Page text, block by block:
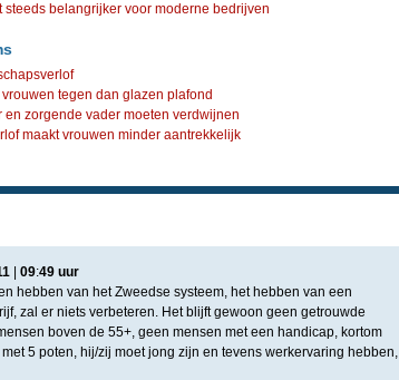
steeds belangrijker voor moderne bedrijven
tegen dan glazen plafond
zorgende vader moeten verdwijnen
maakt vrouwen minder aantrekkelijk
| 09:49 uur
hebben van het Zweedse systeem, het hebben van een
zal er niets verbeteren. Het blijft gewoon geen getrouwde
boven de 55+, geen mensen met een handicap, kortom
5 poten, hij/zij moet jong zijn en tevens werkervaring hebben,